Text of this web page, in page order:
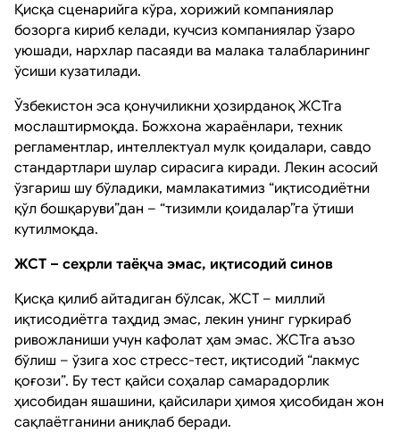
Қисқа сценарийга кўра, хорижий компаниялар
бозорга кириб келади, кучсиз компаниялар ўзаро
уюшади, нархлар пасаяди ва малака талабларининг
ўсиши кузатилади.
Ўзбекистон эса қонучиликни ҳозирданоқ ЖСТга
мослаштирмоқда. Божхона жараёнлари, техник
регламентлар, интеллектуал мулк қоидалари, савдо
стандартлари шулар сирасига киради. Лекин асосий
ўзгариш шу бўладики, мамлакатимиз “иқтисодиётни
қўл бошқаруви”дан – “тизимли қоидалар”га ўтиши
кутилмоқда.
ЖСТ – сеҳрли таёқча эмас, иқтисодий синов
Қисқа қилиб айтадиган бўлсак, ЖСТ – миллий
иқтисодиётга таҳдид эмас, лекин унинг гуркираб
ривожланиши учун кафолат ҳам эмас. ЖСТга аъзо
бўлиш – ўзига хос стресс-тест, иқтисодий “лакмус
қоғози”. Бу тест қайси соҳалар самарадорлик
ҳисобидан яшашини, қайсилари ҳимоя ҳисобидан жон
сақлаётганини аниқлаб беради.